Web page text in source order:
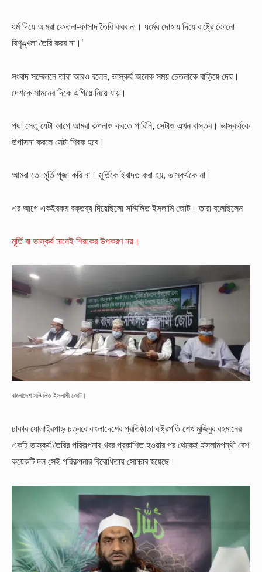
ধর্ম দিয়ে আমরা ফেতনা-ফাসাদ তৈরি করব না। ধর্মের দোহায় দিয়ে রাষ্ট্রে কোনো
বিশৃঙ্খলা তৈরি করব না।’
সংবাদ সম্মেলনে তারা আরও বলেন, ভাস্কর্য অনেক সময় চেতনাকে বাড়িয়ে দেয়।
দেশকে সামনের দিকে এগিয়ে নিয়ে যায়।
পদ্মা সেতু যেটা আগে আমরা কল্পনাও করতে পারিনি, সেটাও এখন বাস্তব। ভাস্কর্যকে
উপাসনা করলে সেটা শিরক হবে।
আমরা তো মূর্তি পূজা করি না। মূর্তিকে ইবাদত করা হয়, ভাস্কর্যকে না।
এর আগে একইরকম বক্তব্য দিয়েছিলো সম্মিলিত ইসলামি জোট। তারা বলেছিলেন
মূর্তি বা ভাস্কর্য মানেই শিরকের উপকরণ নয়।
বাংলাদেশ সম্মিলিত ইসলামী জোট।
ঢাকার ধোলাইরপাড় চত্বরে বাংলাদেশের প্রতিষ্ঠাতা রাষ্ট্রপতি শেখ মুজিবুর রহমানের
একটি ভাস্কর্য তৈরির পরিকল্পনার খবর প্রকাশিত হওয়ার পর থেকেই ইসলামপন্থী বেশ
কয়েকটি দল সেই পরিকল্পনার বিরোধিতায় সোচ্চার হয়েছে।